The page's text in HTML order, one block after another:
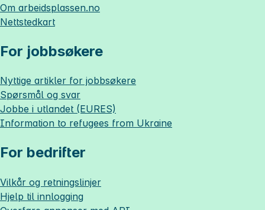
Om arbeidsplassen.no
Nettstedkart
For jobbsøkere
Nyttige artikler for jobbsøkere
Spørsmål og svar
Jobbe i utlandet (EURES)
Information to refugees from Ukraine
For bedrifter
Vilkår og retningslinjer
Hjelp til innlogging